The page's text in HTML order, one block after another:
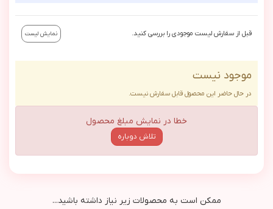
قبل از سفارش لیست موجودی را بررسی کنید. نمایش لیست
موجود نیست
در حال حاضر این محصول قابل سفارش نیست.
خطا در نمایش مبلغ محصول
تلاش دوباره
ممکن است به محصولات زیر نیاز داشته باشید...